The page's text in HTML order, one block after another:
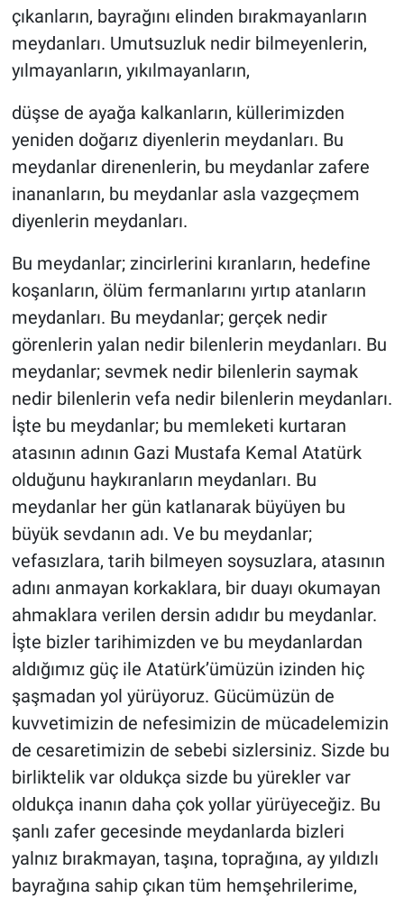
çıkanların, bayrağını elinden bırakmayanların
meydanları. Umutsuzluk nedir bilmeyenlerin,
yılmayanların, yıkılmayanların,
düşse de ayağa kalkanların, küllerimizden
yeniden doğarız diyenlerin meydanları. Bu
meydanlar direnenlerin, bu meydanlar zafere
inananların, bu meydanlar asla vazgeçmem
diyenlerin meydanları.
Bu meydanlar; zincirlerini kıranların, hedefine
koşanların, ölüm fermanlarını yırtıp atanların
meydanları. Bu meydanlar; gerçek nedir
görenlerin yalan nedir bilenlerin meydanları. Bu
meydanlar; sevmek nedir bilenlerin saymak
nedir bilenlerin vefa nedir bilenlerin meydanları.
İşte bu meydanlar; bu memleketi kurtaran
atasının adının Gazi Mustafa Kemal Atatürk
olduğunu haykıranların meydanları. Bu
meydanlar her gün katlanarak büyüyen bu
büyük sevdanın adı. Ve bu meydanlar;
vefasızlara, tarih bilmeyen soysuzlara, atasının
adını anmayan korkaklara, bir duayı okumayan
ahmaklara verilen dersin adıdır bu meydanlar.
İşte bizler tarihimizden ve bu meydanlardan
aldığımız güç ile Atatürk’ümüzün izinden hiç
şaşmadan yol yürüyoruz. Gücümüzün de
kuvvetimizin de nefesimizin de mücadelemizin
de cesaretimizin de sebebi sizlersiniz. Sizde bu
birliktelik var oldukça sizde bu yürekler var
oldukça inanın daha çok yollar yürüyeceğiz. Bu
şanlı zafer gecesinde meydanlarda bizleri
yalnız bırakmayan, taşına, toprağına, ay yıldızlı
bayrağına sahip çıkan tüm hemşehrilerime,